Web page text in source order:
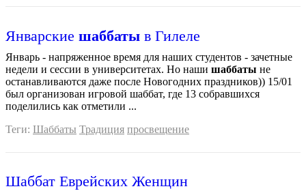
Январские шаббаты в Гилеле
Январь - напряженное время для наших студентов - зачетные
недели и сессии в университетах. Но наши шаббаты не
останавливаются даже после Новогодних праздников)) 15/01
был организован игровой шаббат, где 13 собравшихся
поделились как отметили ...
Теги: Шаббаты Традиция просвещение
Шаббат Еврейских Женщин